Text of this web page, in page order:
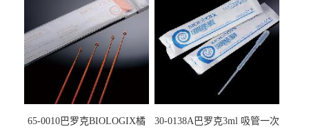
65-0010巴罗克BIOLOGIX橘
30-0138A巴罗克3ml 吸管一次